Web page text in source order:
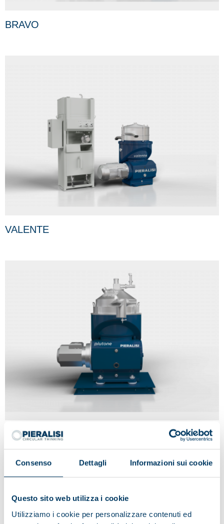
Consenso Dettagli Informazioni sui cookie
Questo sito web utilizza i cookie
Utilizziamo i cookie per personalizzare contenuti ed
BRAVO
VALENTE
PLUTONE